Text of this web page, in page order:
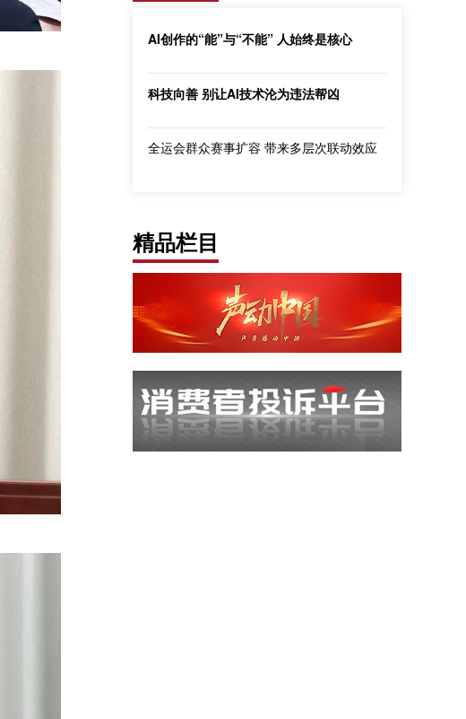
AI创作的“能”与“不能” 人始终是核心
科技向善 别让AI技术沦为违法帮凶
全运会群众赛事扩容 带来多层次联动效应
精品栏目